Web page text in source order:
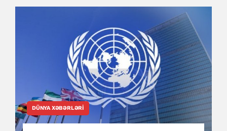
DÜNYA XƏBƏRLƏRI